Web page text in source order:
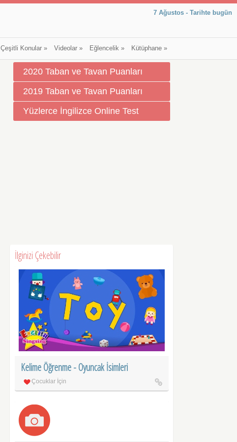
7 Ağustos - Tarihte bugün
Çeşitli Konular» Videolar» Eğlencelik» Kütüphane»
2020 Taban ve Tavan Puanları
2019 Taban ve Tavan Puanları
Yüzlerce İngilizce Online Test
İlginizi Çekebilir
Kelime Öğrenme - Oyuncak İsimleri
Çocuklar İçin